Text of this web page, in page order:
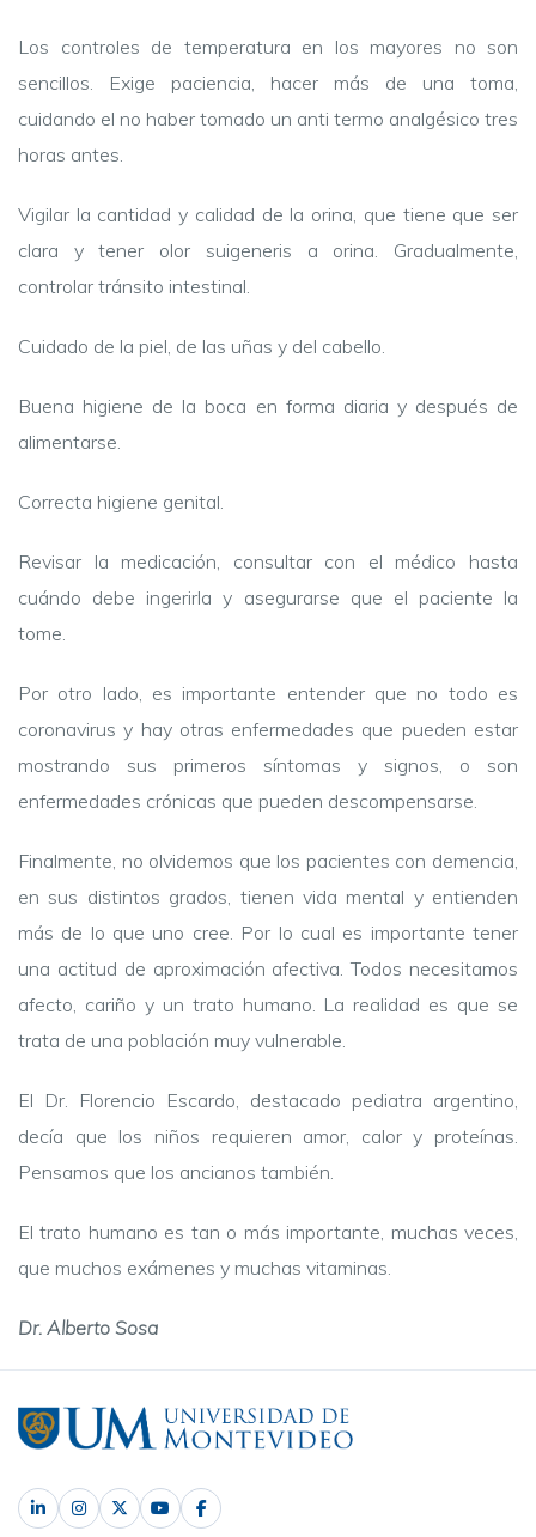
Los controles de temperatura en los mayores no son
sencillos. Exige paciencia, hacer más de una toma,
cuidando el no haber tomado un anti termo analgésico tres
horas antes.
Vigilar la cantidad y calidad de la orina, que tiene que ser
clara y tener olor suigeneris a orina. Gradualmente,
controlar tránsito intestinal.
Cuidado de la piel, de las uñas y del cabello.
Buena higiene de la boca en forma diaria y después de
alimentarse.
Correcta higiene genital.
Revisar la medicación, consultar con el médico hasta
cuándo debe ingerirla y asegurarse que el paciente la
tome.
Por otro lado, es importante entender que no todo es
coronavirus y hay otras enfermedades que pueden estar
mostrando sus primeros síntomas y signos, o son
enfermedades crónicas que pueden descompensarse.
Finalmente, no olvidemos que los pacientes con demencia,
en sus distintos grados, tienen vida mental y entienden
más de lo que uno cree. Por lo cual es importante tener
una actitud de aproximación afectiva. Todos necesitamos
afecto, cariño y un trato humano. La realidad es que se
trata de una población muy vulnerable.
El Dr. Florencio Escardo, destacado pediatra argentino,
decía que los niños requieren amor, calor y proteínas.
Pensamos que los ancianos también.
El trato humano es tan o más importante, muchas veces,
que muchos exámenes y muchas vitaminas.
Dr. Alberto Sosa